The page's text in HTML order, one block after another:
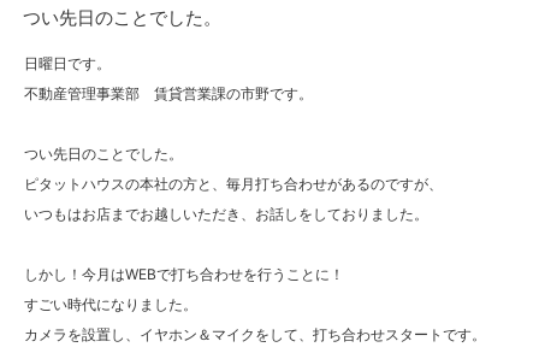
つい先日のことでした。
日曜日です。
不動産管理事業部 賃貸営業課の市野です。
つい先日のことでした。
ピタットハウスの本社の方と、毎月打ち合わせがあるのですが、
いつもはお店までお越しいただき、お話しをしておりました。
しかし！今月はWEBで打ち合わせを行うことに！
すごい時代になりました。
カメラを設置し、イヤホン＆マイクをして、打ち合わせスタートです。